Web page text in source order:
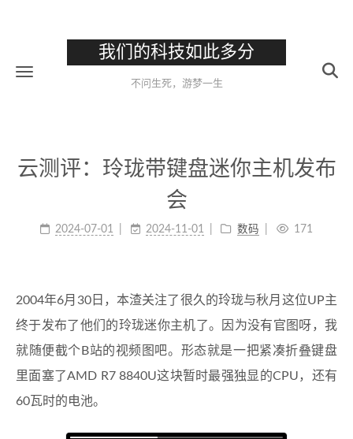
我们的科技如此多分
不问生死，游梦一生
云测评：玲珑带键盘迷你主机发布
会
2024-07-01 2024-11-01 数码 171
2004年6月30日，本渣关注了很久的玲珑与秋月这位UP主
终于发布了他们的玲珑迷你主机了。因为没有官图呀，我
就随便截个B站的视频图吧。形态就是一把紧凑折叠键盘
里面塞了AMD R7 8840U这块暂时最强独显的CPU，还有
60瓦时的电池。